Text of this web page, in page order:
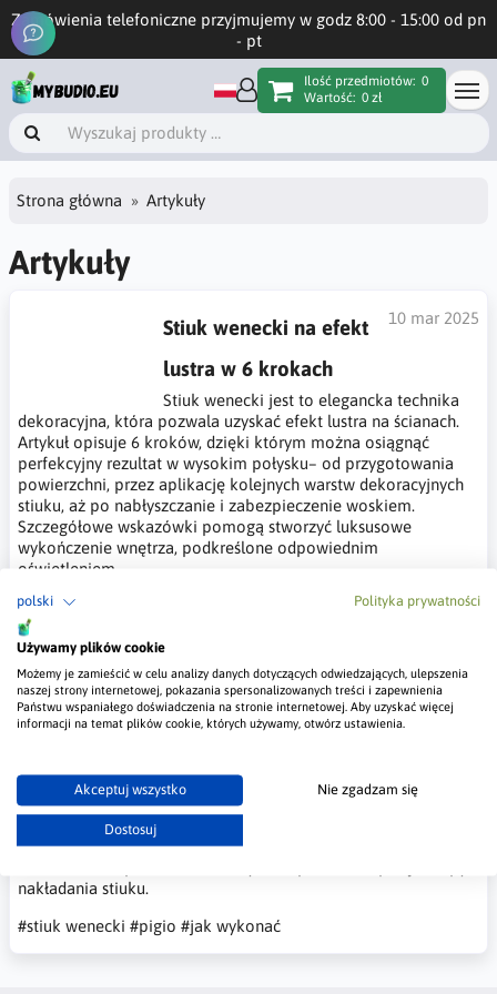
polski Polityka prywatności
Używamy plików cookie
Możemy je zamieścić w celu analizy danych dotyczących odwiedzających, ulepszenia
naszej strony internetowej, pokazania spersonalizowanych treści i zapewnienia
Państwu wspaniałego doświadczenia na stronie internetowej. Aby uzyskać więcej
informacji na temat plików cookie, których używamy, otwórz ustawienia.
Akceptuj wszystko Nie zgadzam się
Dostosuj
Zamówienia telefoniczne przyjmujemy w godz 8:00 - 15:00 od pn
- pt
Ilość przedmiotów: 0
Wartość: 0 zł
Strona główna Artykuły
Artykuły
10 mar 2025
Stiuk wenecki na efekt
lustra w 6 krokach
Stiuk wenecki jest to elegancka technika
dekoracyjna, która pozwala uzyskać efekt lustra na ścianach.
Artykuł opisuje 6 kroków, dzięki którym można osiągnąć
perfekcyjny rezultat w wysokim połysku– od przygotowania
powierzchni, przez aplikację kolejnych warstw dekoracyjnych
stiuku, aż po nabłyszczanie i zabezpieczenie woskiem.
Szczegółowe wskazówki pomogą stworzyć luksusowe
wykończenie wnętrza, podkreślone odpowiednim
oświetleniem.
#stiuk wenecki
28 sty 2025
Jak nakładać stiuk
wenecki?
proces wymagający precyzji i cierpliwości, ale efekty są tego
warte. Ściany wykończone stiukiem stają się eleganckim
elementem dekoracyjnym, który podkreśla piękno naturalnych
materiałów i wprowadza unikalny klimat do wnętrz.
nakładania stiuku.
#stiuk wenecki #pigio #jak wykonać